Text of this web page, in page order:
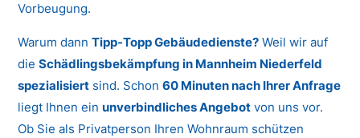
Vorbeugung.
Warum dannTipp-Topp Gebäudedienste? Weil wir auf
dieSchädlingsbekämpfung in Mannheim Niederfeld
spezialisiert sind. Schon60 Minuten nach Ihrer Anfrage
liegt Ihnen ein unverbindliches Angebot von uns vor.
Ob Sie als Privatperson Ihren Wohnraum schützen